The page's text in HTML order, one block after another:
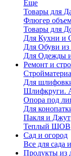
Еще
Товары для
Флюгер
Товары для
Для Кухни и
Для Обуви из
Для Одежды
Ремонт и
Для
Шлифкруги.
Опора под
Для
Пакля и Джут
Теплый ШОВ
Сад и огород
Все для сада
Продукты из